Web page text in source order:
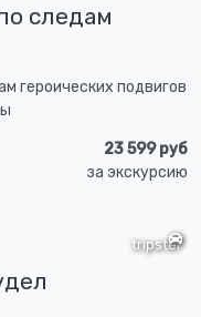
следам
героических подвигов
23 599 руб
за экскурсию
tripster